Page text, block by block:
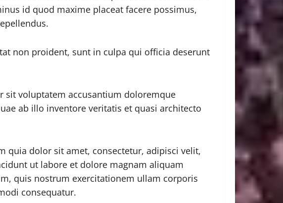
id quod maxime placeat facere possimus,
non proident, sunt in culpa qui officia deserunt
sit voluptatem accusantium doloremque
ab illo inventore veritatis et quasi architecto
quia dolor sit amet, consectetur, adipisci velit,
ut labore et dolore magnam aliquam
quis nostrum exercitationem ullam corporis
consequatur.